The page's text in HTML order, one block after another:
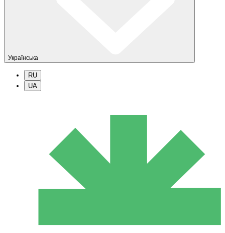
Українська
RU
UA